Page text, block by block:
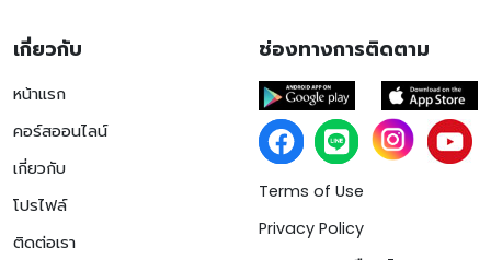
เกี่ยวกับ
หน้าแรก
คอร์สออนไลน์
เกี่ยวกับ
โปรไฟล์
ติดต่อเรา
ช่องทางการติดตาม
Terms of Use
Privacy Policy